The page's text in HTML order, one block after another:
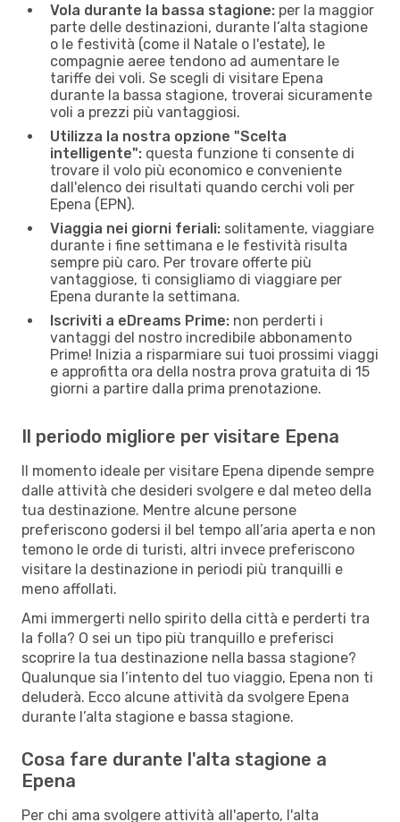
Vola durante la bassa stagione: per la maggior
parte delle destinazioni, durante l’alta stagione
o le festività (come il Natale o l'estate), le
compagnie aeree tendono ad aumentare le
tariffe dei voli. Se scegli di visitare Epena
durante la bassa stagione, troverai sicuramente
voli a prezzi più vantaggiosi.
Utilizza la nostra opzione "Scelta
intelligente": questa funzione ti consente di
trovare il volo più economico e conveniente
dall'elenco dei risultati quando cerchi voli per
Epena (EPN).
Viaggia nei giorni feriali: solitamente, viaggiare
durante i fine settimana e le festività risulta
sempre più caro. Per trovare offerte più
vantaggiose, ti consigliamo di viaggiare per
Epena durante la settimana.
Iscriviti a eDreams Prime: non perderti i
vantaggi del nostro incredibile abbonamento
Prime! Inizia a risparmiare sui tuoi prossimi viaggi
e approfitta ora della nostra prova gratuita di 15
giorni a partire dalla prima prenotazione.
Il periodo migliore per visitare Epena
Il momento ideale per visitare Epena dipende sempre
dalle attività che desideri svolgere e dal meteo della
tua destinazione. Mentre alcune persone
preferiscono godersi il bel tempo all’aria aperta e non
temono le orde di turisti, altri invece preferiscono
visitare la destinazione in periodi più tranquilli e
meno affollati.
Ami immergerti nello spirito della città e perderti tra
la folla? O sei un tipo più tranquillo e preferisci
scoprire la tua destinazione nella bassa stagione?
Qualunque sia l’intento del tuo viaggio, Epena non ti
deluderà. Ecco alcune attività da svolgere Epena
durante l’alta stagione e bassa stagione.
Cosa fare durante l'alta stagione a
Epena
Per chi ama svolgere attività all'aperto, l'alta